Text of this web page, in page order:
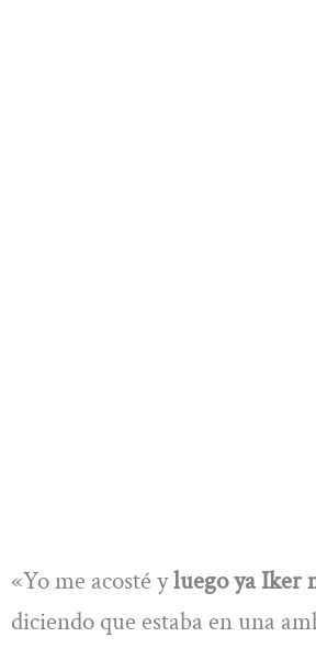
«Yo me acosté yluego ya Iker
diciendo que estaba en una